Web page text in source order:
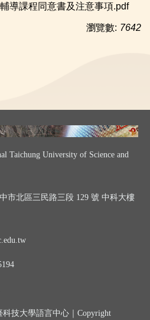
導課程同意書及注意事項.pdf
瀏覽數: 7642
Taichung University of Science and
市北區三民路三段 129 號 中科大樓
技大學語言中心｜ Copyright